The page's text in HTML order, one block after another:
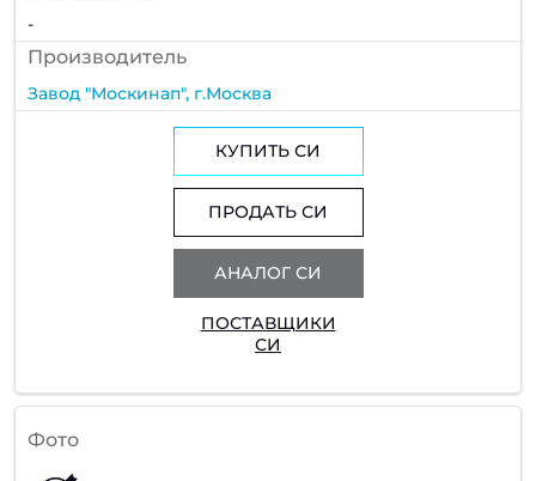
-
Производитель
Завод "Москинап", г.Москва
КУПИТЬ СИ
ПРОДАТЬ СИ
АНАЛОГ СИ
ПОСТАВЩИКИ
СИ
Фото